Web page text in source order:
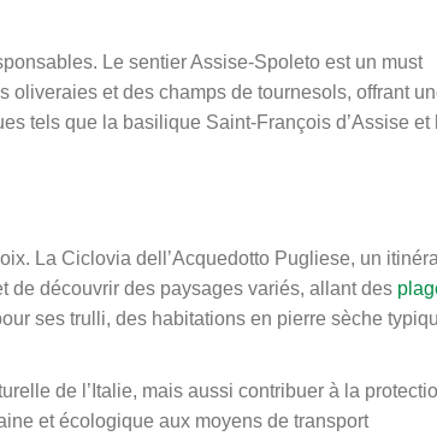
Le sentier Assise-Spoleto est un must
oliveraies et des champs de tournesols, offrant
tels que la basilique Saint-François d’Assise et
La Ciclovia dell’Acquedotto Pugliese, un
de découvrir des paysages variés, allant des
ses trulli, des habitations en pierre sèche
de l’Italie, mais aussi contribuer à la
et écologique aux moyens de transport